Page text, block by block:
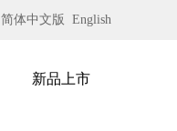
简体中文版 English
新品上市